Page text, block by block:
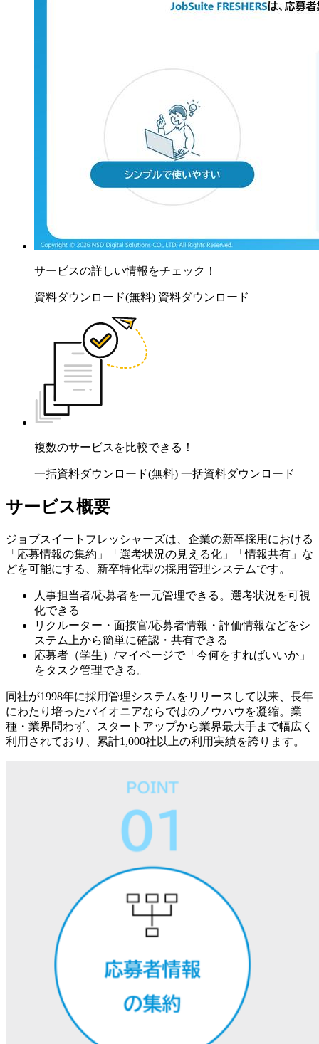
サービスの詳しい情報をチェック！
資料ダウンロード(無料) 資料ダウンロード
複数のサービスを比較できる！
一括資料ダウンロード(無料) 一括資料ダウンロード
サービス概要
ジョブスイートフレッシャーズは、企業の新卒採用における
「応募情報の集約」「選考状況の見える化」「情報共有」な
どを可能にする、新卒特化型の採用管理システムです。
人事担当者/応募者を一元管理できる。選考状況を可視
化できる
リクルーター・面接官/応募者情報・評価情報などをシ
ステム上から簡単に確認・共有できる
応募者（学生）/マイページで「今何をすればいいか」
をタスク管理できる。
同社が1998年に採用管理システムをリリースして以来、長年
にわたり培ったパイオニアならではのノウハウを凝縮。業
種・業界問わず、スタートアップから業界最大手まで幅広く
利用されており、累計1,000社以上の利用実績を誇ります。